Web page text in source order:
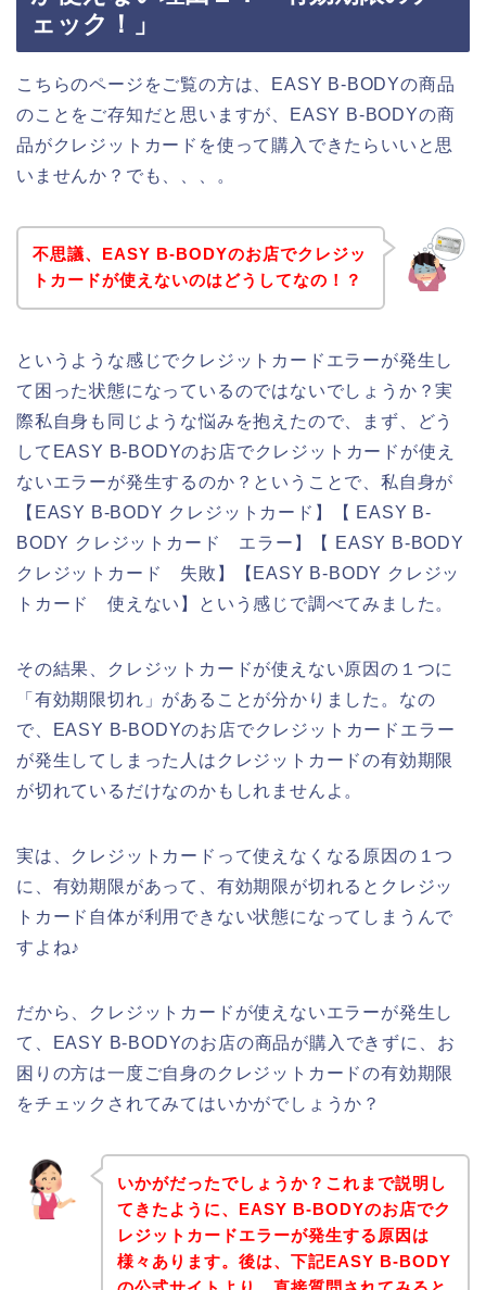
ェック！」
こちらのページをご覧の方は、EASY B-BODYの商品
のことをご存知だと思いますが、EASY B-BODYの商
品がクレジットカードを使って購入できたらいいと思
いませんか？でも、、、。
不思議、EASY B-BODYのお店でクレジッ
トカードが使えないのはどうしてなの！？
というような感じでクレジットカードエラーが発生し
て困った状態になっているのではないでしょうか？実
際私自身も同じような悩みを抱えたので、まず、どう
してEASY B-BODYのお店でクレジットカードが使え
ないエラーが発生するのか？ということで、私自身が
【EASY B-BODY クレジットカード】【 EASY B-
BODY クレジットカード エラー】【 EASY B-BODY
クレジットカード 失敗】【EASY B-BODY クレジッ
トカード 使えない】という感じで調べてみました。
その結果、クレジットカードが使えない原因の１つに
「有効期限切れ」があることが分かりました。なの
で、EASY B-BODYのお店でクレジットカードエラー
が発生してしまった人はクレジットカードの有効期限
が切れているだけなのかもしれませんよ。
実は、クレジットカードって使えなくなる原因の１つ
に、有効期限があって、有効期限が切れるとクレジッ
トカード自体が利用できない状態になってしまうんで
すよね♪
だから、クレジットカードが使えないエラーが発生し
て、EASY B-BODYのお店の商品が購入できずに、お
困りの方は一度ご自身のクレジットカードの有効期限
をチェックされてみてはいかがでしょうか？
いかがだったでしょうか？これまで説明し
てきたように、EASY B-BODYのお店でク
レジットカードエラーが発生する原因は
様々あります。後は、下記EASY B-BODY